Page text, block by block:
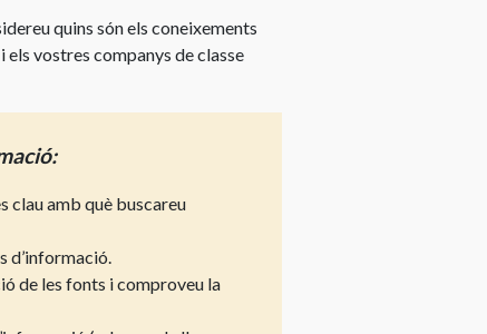
quins són els coneixements
els vostres companys de classe
clau amb què buscareu
d’informació.
de les fonts i comproveu la